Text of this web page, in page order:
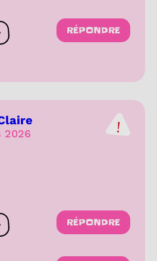
les réactions
RÉPONDRE
2026
les réactions
RÉPONDRE